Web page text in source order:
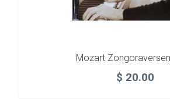
Mozart
$ 20.00